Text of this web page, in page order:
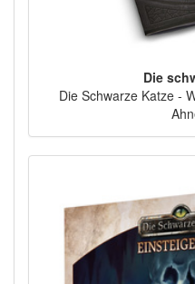
Die
Die Schwarze Katze -